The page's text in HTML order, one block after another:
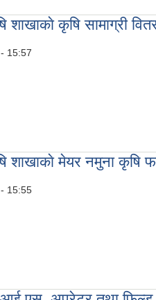
शाखाकाे कृषि सामाग्री
15:57
शाखाकाे मेयर नमुना कृषि
15:55